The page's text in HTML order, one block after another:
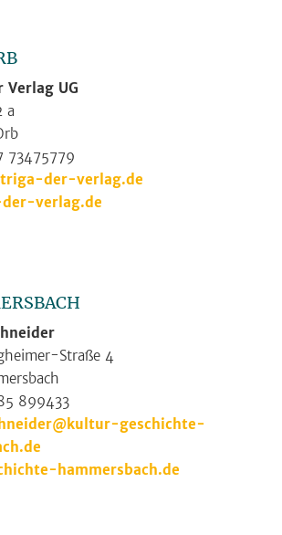
Verlag UG
a
73475779
der-verlag.de
verlag.de
Straße 4
899433
geschichte-
hammersbach.de